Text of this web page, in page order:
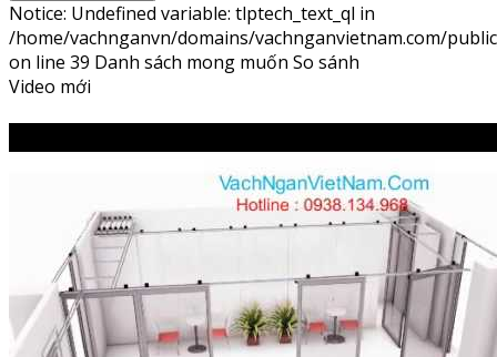
Notice: Undefined variable: tlptech_text_ql in
/home/vachnganvn/domains/vachnganvietnam.com/
on line 39 Danh sách mong muốn So sánh
Video mới